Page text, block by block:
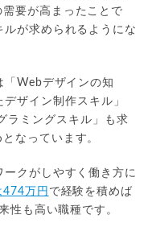
要が高まったことで
が求められるようにな
Webデザインの知
ザイン制作スキル」
ラミングスキル」も求
なっています。
クがしやすく働き方に
474万円 で経験を積めば
性も高い職種です。